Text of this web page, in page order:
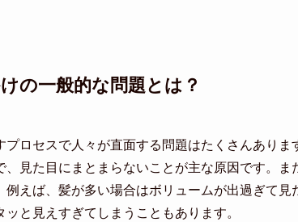
の一般的な問題とは？
プロセスで人々が直面する問題はたくさんあり
、見た目にまとまらないことが主な原因です。
例えば、髪が多い場合はボリュームが出過ぎて
と見えすぎてしまうこともあります。